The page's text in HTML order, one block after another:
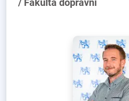
/ Fakulta dopravní